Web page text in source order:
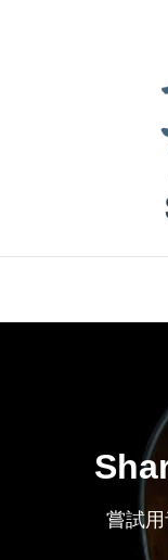
嘗試用音樂
嘗試